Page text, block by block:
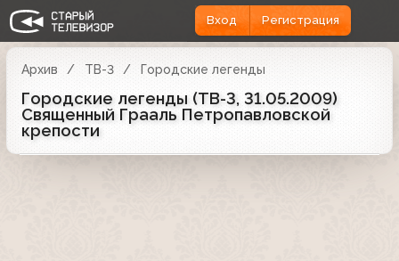
Вход Регистрация
Архив ТВ-3 Городские легенды
Городские легенды (ТВ-3, 31.05.2009)
Священный Грааль Петропавловской
крепости